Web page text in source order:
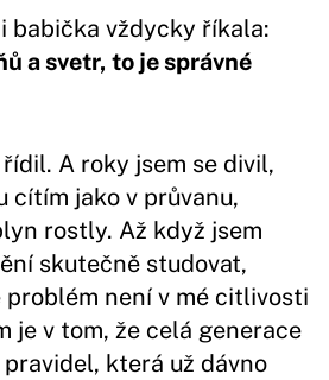
babička vždycky říkala:
a svetr, to je správné
A roky jsem se divil,
cítím jako v průvanu,
rostly. Až když jsem
skutečně studovat,
problém není v mé citlivosti
je v tom, že celá generace
která už dávno